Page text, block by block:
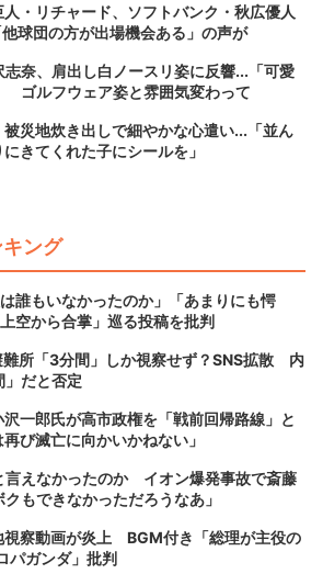
・リチャード、ソフトバンク・秋広優人
球団の方が出場機会ある」の声が
奈、肩出し白ノースリ姿に反響...「可愛
ゴルフウェア姿と雰囲気変わって
災地炊き出しで細やかな心遣い...「並ん
きてくれた子にシールを」
ング
誰もいなかったのか」「あまりにも愕
空から合掌」巡る投稿を批判
難所「3分間」しか視察せず？SNS拡散 内
」だと否定
一郎氏が高市政権を「戦前回帰路線」と
び滅亡に向かいかねない」
言えなかったのか イオン爆発事故で斎藤
もできなかっただろうなあ」
視察動画が炎上 BGM付き「総理が主役の
パガンダ」批判